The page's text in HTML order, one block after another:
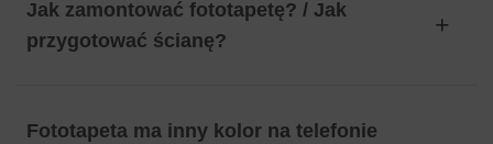
Jak zamontować fototapetę? / Jak
przygotować ścianę?
Fototapeta ma inny kolor na telefonie